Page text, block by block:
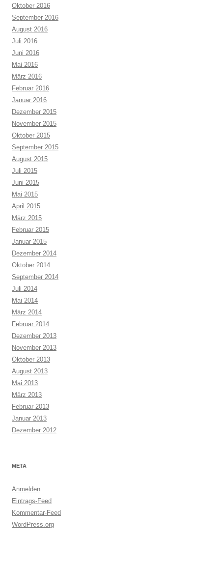
Oktober 2016
September 2016
August 2016
Juli 2016
Juni 2016
Mai 2016
März 2016
Februar 2016
Januar 2016
Dezember 2015
November 2015
Oktober 2015
September 2015
August 2015
Juli 2015
Juni 2015
Mai 2015
April 2015
März 2015
Februar 2015
Januar 2015
Dezember 2014
Oktober 2014
September 2014
Juli 2014
Mai 2014
März 2014
Februar 2014
Dezember 2013
November 2013
Oktober 2013
August 2013
Mai 2013
März 2013
Februar 2013
Januar 2013
Dezember 2012
META
Anmelden
Eintrags-Feed
Kommentar-Feed
WordPress.org